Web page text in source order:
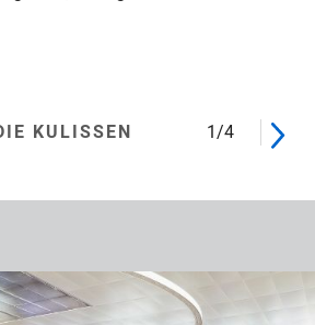
KULISSEN